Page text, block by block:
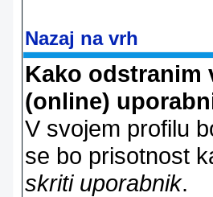
Nazaj na vrh
Kako odstranim
(online)
V svojem profilu
se bo prisotnost
skriti uporabnik.